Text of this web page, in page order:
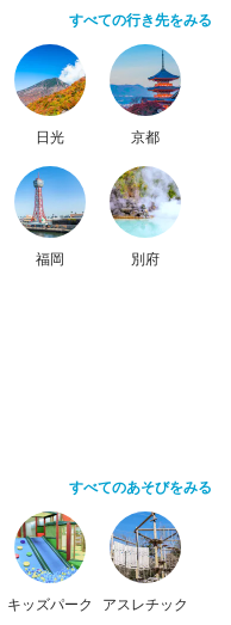
すべての行き先をみる
日光 京都
福岡 別府
すべてのあそびをみる
キッズパーク アスレチック